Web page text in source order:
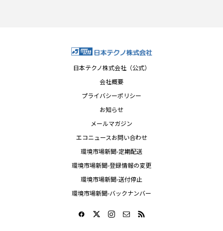
日本テクノ株式会社（公式）
会社概要
プライバシーポリシー
お知らせ
メールマガジン
エコニュースお問い合わせ
環境市場新聞-定期配送
環境市場新聞-登録情報の変更
環境市場新聞-送付停止
環境市場新聞-バックナンバー